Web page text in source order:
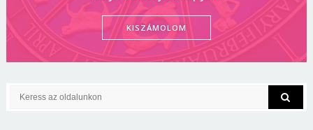
KISZÁMOLOM